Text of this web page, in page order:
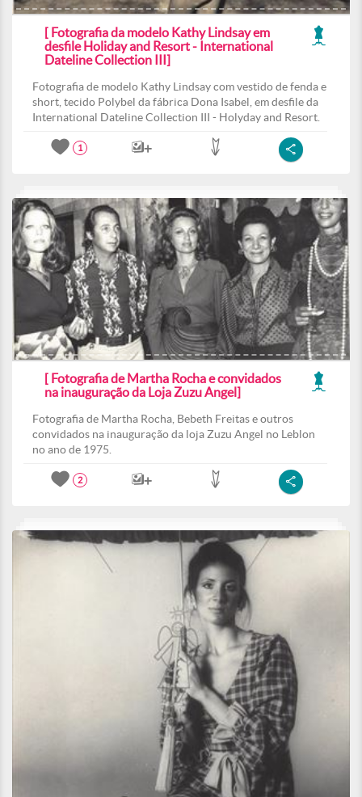
[ Fotografia da modelo Kathy Lindsay em
desfile Holiday and Resort - International
Dateline Collection III]
Fotografia de modelo Kathy Lindsay com vestido de fenda e
short, tecido Polybel da fábrica Dona Isabel, em desfile da
International Dateline Collection III - Holyday and Resort.
1
[ Fotografia de Martha Rocha e convidados
na inauguração da Loja Zuzu Angel]
Fotografia de Martha Rocha, Bebeth Freitas e outros
convidados na inauguração da loja Zuzu Angel no Leblon
no ano de 1975.
2